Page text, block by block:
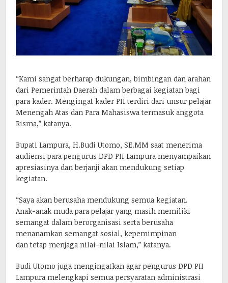
“Kami sangat berharap dukungan, bimbingan dan arahan
dari Pemerintah Daerah dalam berbagai kegiatan bagi
para kader. Mengingat kader PII terdiri dari unsur pelajar
Menengah Atas dan Para Mahasiswa termasuk anggota
Risma,” katanya.
Bupati Lampura, H.Budi Utomo, SE.MM saat menerima
audiensi para pengurus DPD PII Lampura menyampaikan
apresiasinya dan berjanji akan mendukung setiap
kegiatan.
“Saya akan berusaha mendukung semua kegiatan.
Anak-anak muda para pelajar yang masih memiliki
semangat dalam berorganisasi serta berusaha
menanamkan semangat sosial, kepemimpinan
dan tetap menjaga nilai-nilai Islam,” katanya.
Budi Utomo juga mengingatkan agar pengurus DPD PII
Lampura melengkapi semua persyaratan administrasi